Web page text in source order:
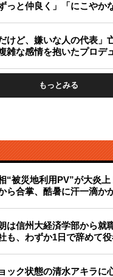
っと仲良く」「にこやか
けど、嫌いな人の代表」
雑な感情を抱いたプロデ
もっとみる
“被災地利用PV”が大炎
ら合掌、酷暑に汗一滴か
は信州大経済学部から就
も、わずか1日で辞めて
ック状態の清水アキラに